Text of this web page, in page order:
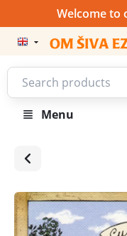
Welcome to
Menu